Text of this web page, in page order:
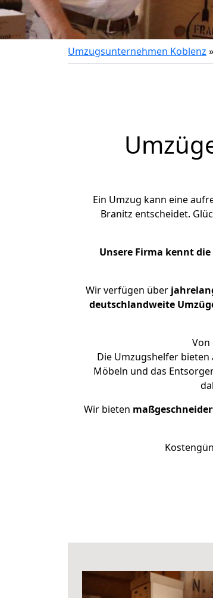
Umzugsunternehmen Koblenz »
Ein Umzug kann eine
Branitz entscheidet.
Unsere Firma kennt
Wir verfügen über
deutschlandweite
Von
Die Umzugshelfer bieten
Möbeln und das
Wir bieten